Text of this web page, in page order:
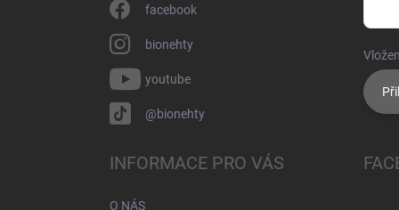
facebook
bionehty
youtube
@bionehty
INFORMACE PRO VÁS
O NÁS